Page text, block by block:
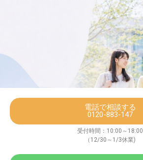
電話で相談する
0120-883-147
受付時間：10:00～18:00
（12/30～1/3休業)